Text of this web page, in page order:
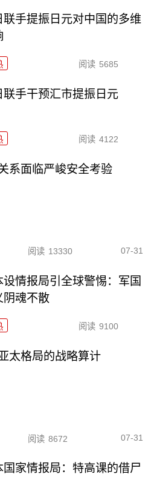
联手提振日元对中国的多维
阅读 5685
联手干预汇市提振日元
阅读 4122
系面临严峻安全考验
阅读 13330 07-31
设情报局引全球警惕：军国
阴魂不散
阅读 9100
太格局的战略算计
阅读 8672 07-31
国家情报局：特高课的借尸